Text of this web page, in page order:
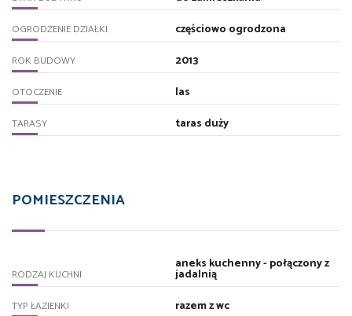
OGRODZENIE DZIAŁKI częściowo ogrodzona
ROK BUDOWY 2013
OTOCZENIE las
TARASY taras duży
POMIESZCZENIA
RODZAJ KUCHNI
aneks kuchenny - połączony z
jadalnią
TYP ŁAZIENKI razem z wc